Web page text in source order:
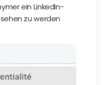
ein LinkedIn-
zu werden